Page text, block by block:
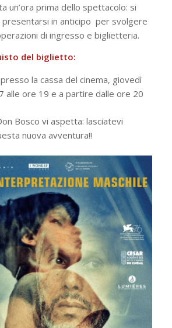
un’ora prima dello spettacolo: si
in anticipo per svolgere
di ingresso e biglietteria.
del biglietto:
la cassa del cinema, giovedì
alle ore 19 e a partire dalle ore 20
Bosco vi aspetta: lasciatevi
nuova avventura!!